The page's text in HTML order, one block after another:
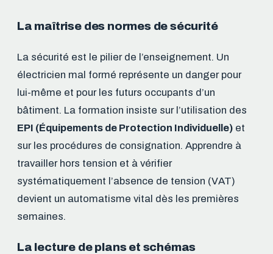
La maîtrise des normes de sécurité
La sécurité est le pilier de l’enseignement. Un
électricien mal formé représente un danger pour
lui-même et pour les futurs occupants d’un
bâtiment. La formation insiste sur l’utilisation des
EPI (Équipements de Protection Individuelle) et
sur les procédures de consignation. Apprendre à
travailler hors tension et à vérifier
systématiquement l’absence de tension (VAT)
devient un automatisme vital dès les premières
semaines.
La lecture de plans et schémas